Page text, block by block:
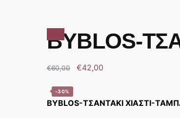
BYBLOS-
€60,00 €42,00
-30%
BYBLOS-ΤΣΑΝΤΑΚΙ ΧΙΑΣΤΙ-